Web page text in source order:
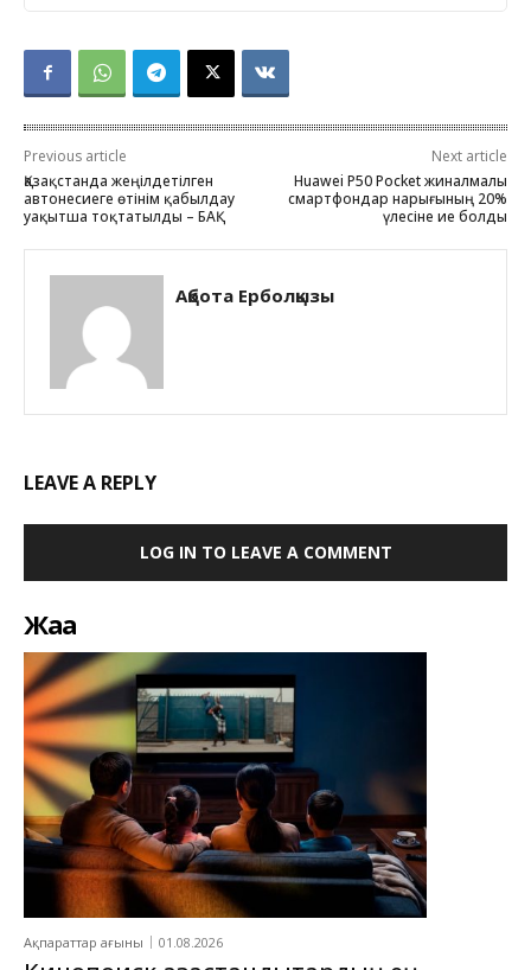
Previous article
Қазақстанда жеңілдетілген
автонесиеге өтінім қабылдау
уақытша тоқтатылды – БАҚ
Next article
Huawei P50 Pocket жиналмалы
смартфондар нарығының 20%
үлесіне ие болды
Ақбота Ерболқызы
LEAVE A REPLY
LOG IN TO LEAVE A COMMENT
Жаңа
Ақпараттар ағыны 01.08.2026